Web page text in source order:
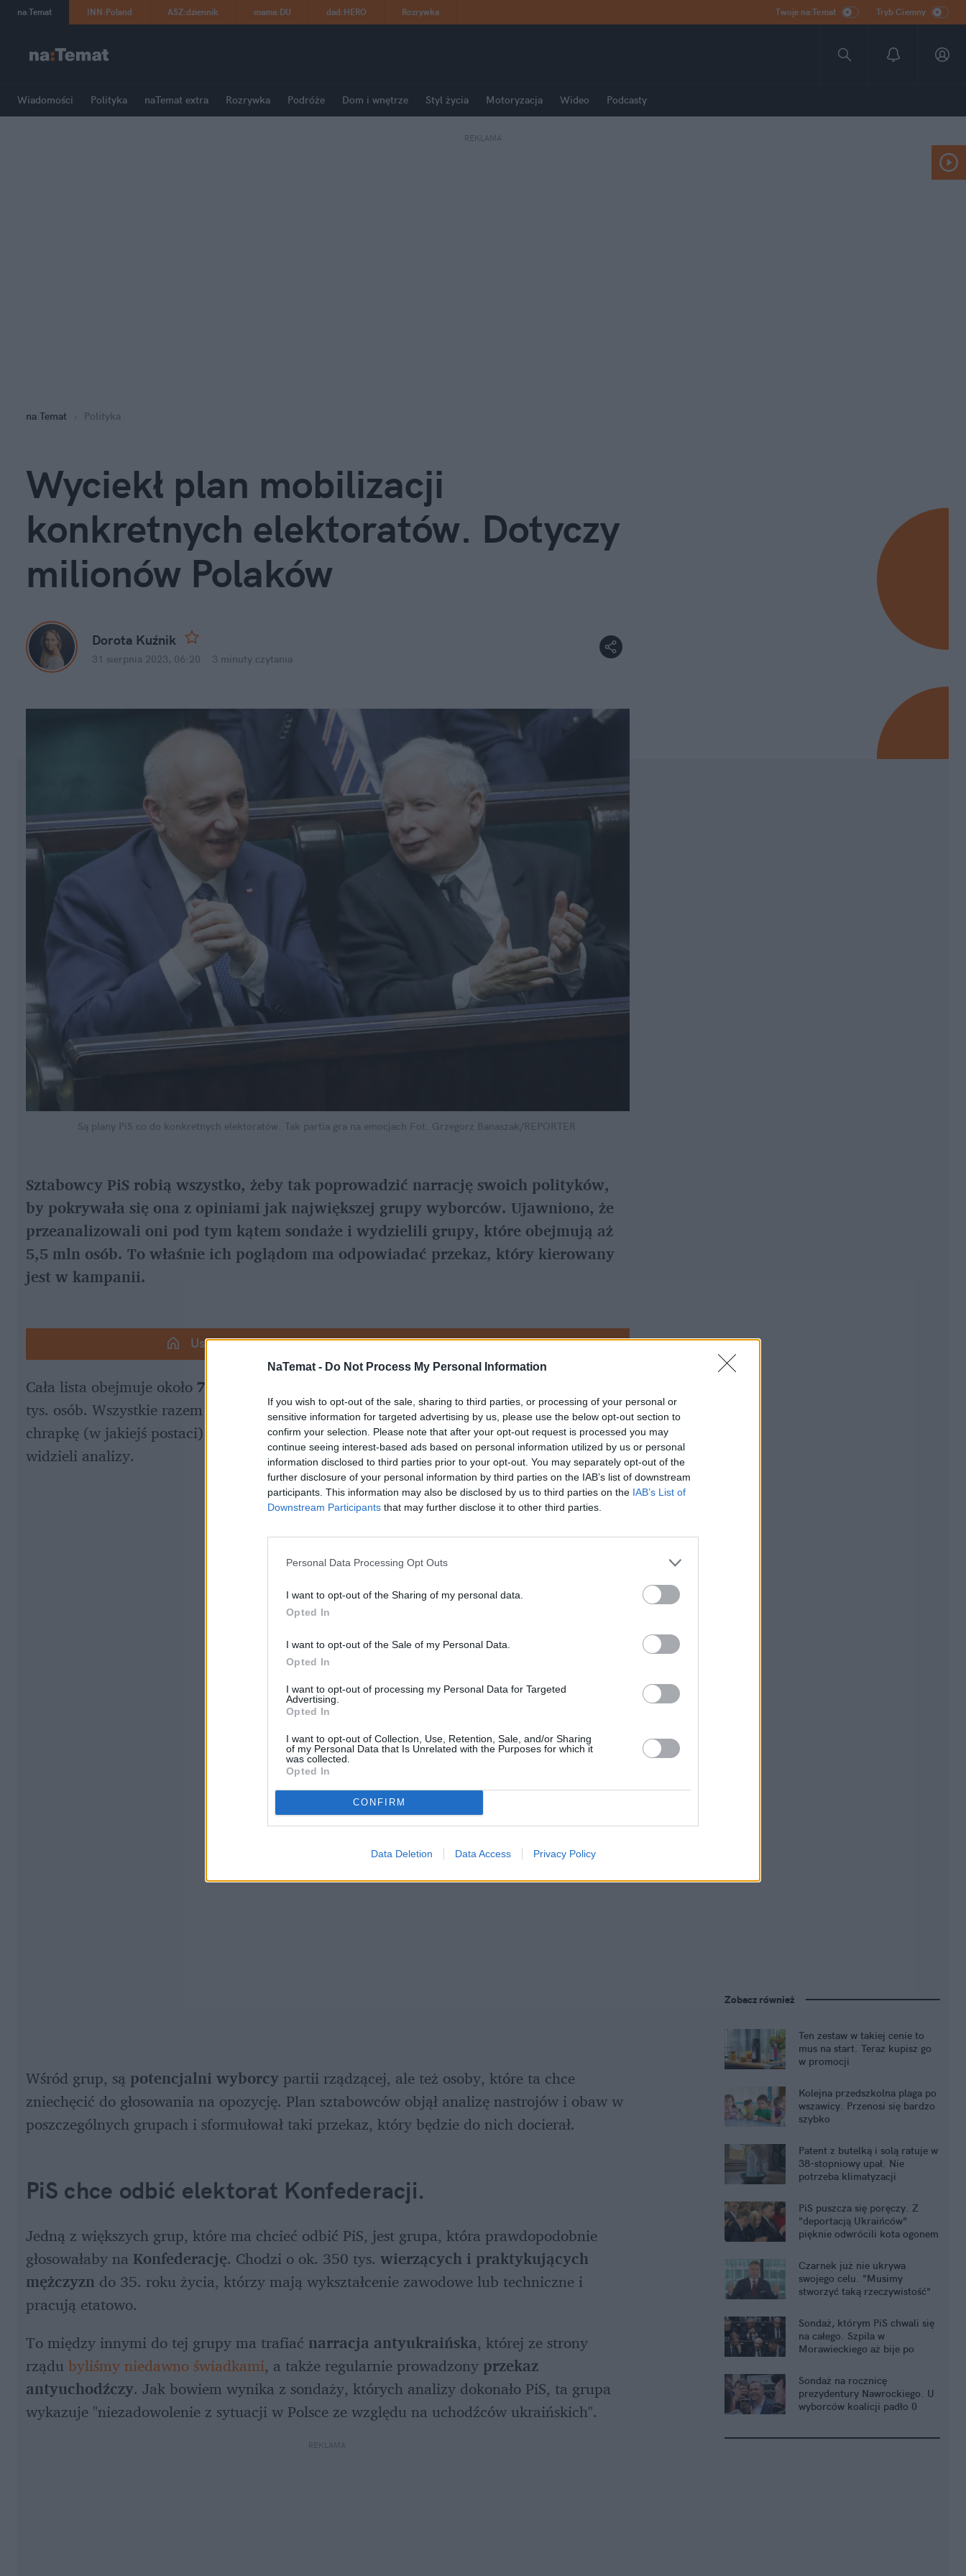
NaTemat - Do Not Process My Personal Information
If you wish to opt-out of the sale, sharing to third parties, or processing of your personal or
sensitive information for targeted advertising by us, please use the below opt-out section to
confirm your selection. Please note that after your opt-out request is processed you may
continue seeing interest-based ads based on personal information utilized by us or personal
information disclosed to third parties prior to your opt-out. You may separately opt-out of the
further disclosure of your personal information by third parties on the IAB’s list of downstream
participants. This information may also be disclosed by us to third parties on the IAB’s List of
Downstream Participants that may further disclose it to other third parties.
Personal Data Processing Opt Outs
I want to opt-out of the Sharing of my personal data.
Opted In
I want to opt-out of the Sale of my Personal Data.
Opted In
I want to opt-out of processing my Personal Data for Targeted
Advertising.
Opted In
I want to opt-out of Collection, Use, Retention, Sale, and/or Sharing
of my Personal Data that Is Unrelated with the Purposes for which it
was collected.
Opted In
CONFIRM
Data Deletion Data Access Privacy Policy
na:Temat INN:Poland ASZ:dziennik mama:DU dad:HERO Rozrywka Twoje na:Temat Tryb Ciemny
Wiadomości Polityka naTemat extra Rozrywka Podróże Dom i wnętrze Styl życia Motoryzacja Wideo Podcasty
REKLAMA
na:Temat Polityka
Wyciekł plan mobilizacji
konkretnych elektoratów. Dotyczy
milionów Polaków
Dorota Kuźnik
31 sierpnia 2023, 06:20 3 minuty czytania
Są plany PiS co do konkretnych elektoratów. Tak partia gra na emocjach Fot. Grzegorz Banaszak/REPORTER
Sztabowcy PiS robią wszystko, żeby tak poprowadzić narrację swoich polityków,
by pokrywała się ona z opiniami jak największej grupy wyborców. Ujawniono, że
przeanalizowali oni pod tym kątem sondaże i wydzielili grupy, które obejmują aż
5,5 mln osób. To właśnie ich poglądom ma odpowiadać przekaz, który kierowany
jest w kampanii.
Ustaw naTemat jako preferowane medium w Google
Cała lista obejmuje około 7-8 różnych grup społecznych
tys. osób. Wszystkie razem mają dawać grupę ok. 5,5 mln wyborców, na których
chrapkę (w jakiejś postaci) ma PiS. Wskazuje na to portal Gazeta.pl, której dziennikarze
widzieli analizy.
Wśród grup, są potencjalni wyborcy partii rządzącej, ale też osoby, które ta chce
zniechęcić do głosowania na opozycję. Plan sztabowców objął analizę nastrojów i obaw w
poszczególnych grupach i sformułował taki przekaz, który będzie do nich docierał.
PiS chce odbić elektorat Konfederacji.
Jedną z większych grup, które ma chcieć odbić PiS, jest grupa, która prawdopodobnie
głosowałaby na Konfederację. Chodzi o ok. 350 tys. wierzących i praktykujących
mężczyzn do 35. roku życia, którzy mają wykształcenie zawodowe lub techniczne i
pracują etatowo.
To między innymi do tej grupy ma trafiać narracja antyukraińska, której ze strony
rządu byliśmy niedawno świadkami, a także regularnie prowadzony przekaz
antyuchodźczy. Jak bowiem wynika z sondaży, których analizy dokonało PiS, ta grupa
wykazuje "niezadowolenie z sytuacji w Polsce ze względu na uchodźców ukraińskich".
REKLAMA
Zobacz również
Ten zestaw w takiej cenie to
mus na start. Teraz kupisz go
w promocji
Kolejna przedszkolna plaga po
wszawicy. Przenosi się bardzo
szybko
Patent z butelką i solą ratuje w
38-stopniowy upał. Nie
potrzeba klimatyzacji
PiS puszcza się poręczy. Z
"deportacją Ukraińców"
pięknie odwrócili kota ogonem
Czarnek już nie ukrywa
swojego celu. "Musimy
stworzyć taką rzeczywistość"
Sondaż, którym PiS chwali się
na całego. Szpila w
Morawieckiego aż bije po
Sondaż na rocznicę
prezydentury Nawrockiego. U
wyborców koalicji padło 0